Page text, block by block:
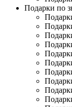
Подарки по